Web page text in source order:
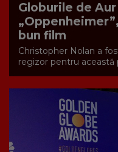
Globurile de
bun film
Christopher Nolan a
regizor pentru această